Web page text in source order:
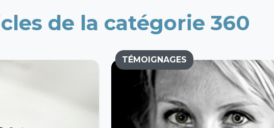
de la catégorie 360
TÉMOIGNAGES